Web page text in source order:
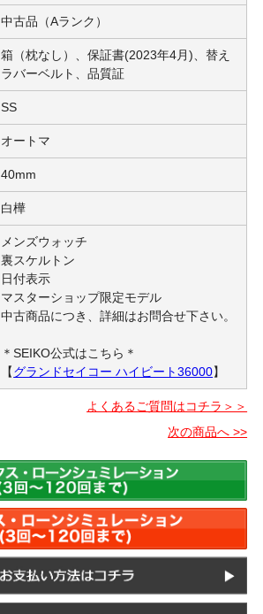
中古品（Aランク）
箱（枕なし）、保証書(2023年4月)、替え
ラバーベルト、品質証
SS
オートマ
40mm
白樺
メンズウォッチ
裏スケルトン
日付表示
マスターショップ限定モデル
中古商品につき、詳細はお問合せ下さい。
＊SEIKO公式はこちら＊
【グランドセイコー ハイビート36000】
よくあるご質問はコチラ＞＞
次の商品へ >>